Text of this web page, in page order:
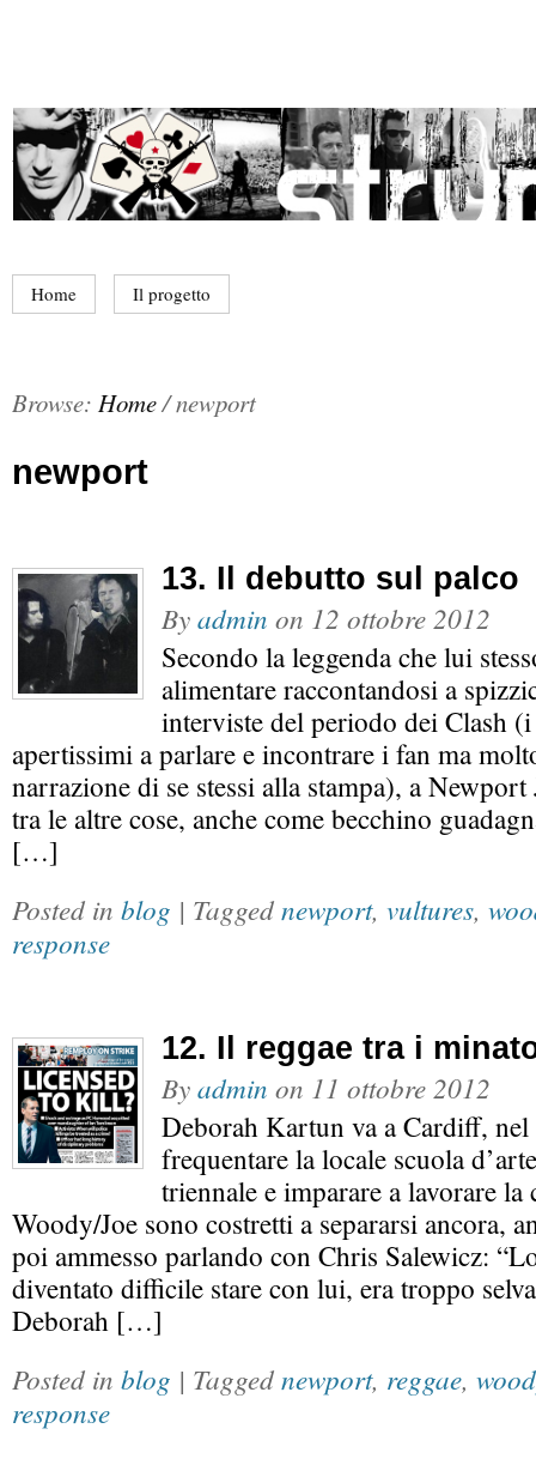
Home Il progetto
Browse: Home/newport
newport
13. Il debutto sul palco
Byadmin on 12 ottobre 2012
Secondo la leggenda che lui
alimentare raccontandosi a
interviste del periodo dei Clash
apertissimi a parlare e incontrare i fan ma
narrazione di se stessi alla stampa), a
tra le altre cose, anche come becchino
[…]
Posted in blog | Taggednewport, vultures,
response
12. Il reggae tra i
Byadmin on 11 ottobre 2012
Deborah Kartun va a Cardiff, nel
frequentare la locale scuola
triennale e imparare a lavorare la
Woody/Joe sono costretti a separarsi ancora,
poi ammesso parlando con Chris Salewicz:
diventato difficile stare con lui, era troppo
Deborah […]
Posted in blog | Taggednewport, reggae,
response